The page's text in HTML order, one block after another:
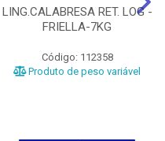
LING.CALABRESA RET. LOG -
FRIELLA-7KG
Código: 112358
Produto de peso variável